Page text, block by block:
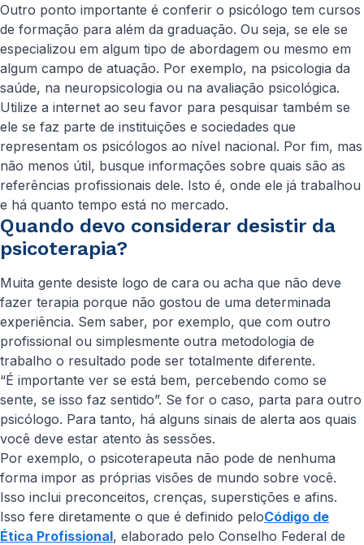
Outro ponto importante é conferir o psicólogo tem cursos
de formação para além da graduação. Ou seja, se ele se
especializou em algum tipo de abordagem ou mesmo em
algum campo de atuação. Por exemplo, na psicologia da
saúde, na neuropsicologia ou na avaliação psicológica.
Utilize a internet ao seu favor para pesquisar também se
ele se faz parte de instituições e sociedades que
representam os psicólogos ao nível nacional. Por fim, mas
não menos útil, busque informações sobre quais são as
referências profissionais dele. Isto é, onde ele já trabalhou
e há quanto tempo está no mercado.
Quando devo considerar desistir da
psicoterapia?
Muita gente desiste logo de cara ou acha que não deve
fazer terapia porque não gostou de uma determinada
experiência. Sem saber, por exemplo, que com outro
profissional ou simplesmente outra metodologia de
trabalho o resultado pode ser totalmente diferente.
“É importante ver se está bem, percebendo como se
sente, se isso faz sentido”. Se for o caso, parta para outro
psicólogo. Para tanto, há alguns sinais de alerta aos quais
você deve estar atento às sessões.
Por exemplo, o psicoterapeuta não pode de nenhuma
forma impor as próprias visões de mundo sobre você.
Isso inclui preconceitos, crenças, superstições e afins.
Isso fere diretamente o que é definido peloCódigo de
Ética Profissional, elaborado pelo Conselho Federal de